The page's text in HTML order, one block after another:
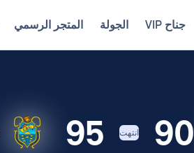
جناح VIP الجولة المتجر الرسمي
90
95 انتهت